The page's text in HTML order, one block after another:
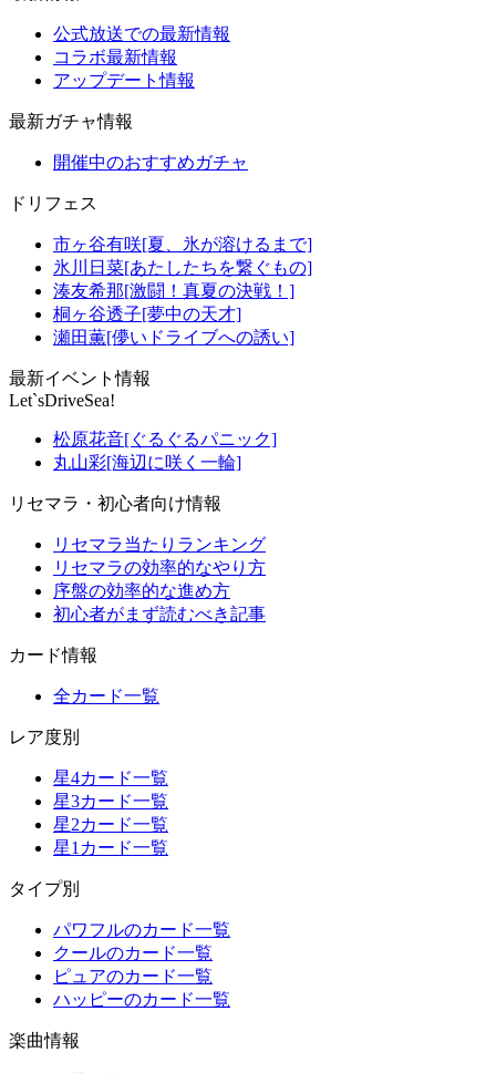
公式放送での最新情報
コラボ最新情報
アップデート情報
最新ガチャ情報
開催中のおすすめガチャ
ドリフェス
市ヶ谷有咲[夏、氷が溶けるまで]
氷川日菜[あたしたちを繋ぐもの]
湊友希那[激闘！真夏の決戦！]
桐ヶ谷透子[夢中の天才]
瀬田薫[儚いドライブへの誘い]
最新イベント情報
Let`sDriveSea!
松原花音[ぐるぐるパニック]
丸山彩[海辺に咲く一輪]
リセマラ・初心者向け情報
リセマラ当たりランキング
リセマラの効率的なやり方
序盤の効率的な進め方
初心者がまず読むべき記事
カード情報
全カード一覧
レア度別
星4カード一覧
星3カード一覧
星2カード一覧
星1カード一覧
タイプ別
パワフルのカード一覧
クールのカード一覧
ピュアのカード一覧
ハッピーのカード一覧
楽曲情報